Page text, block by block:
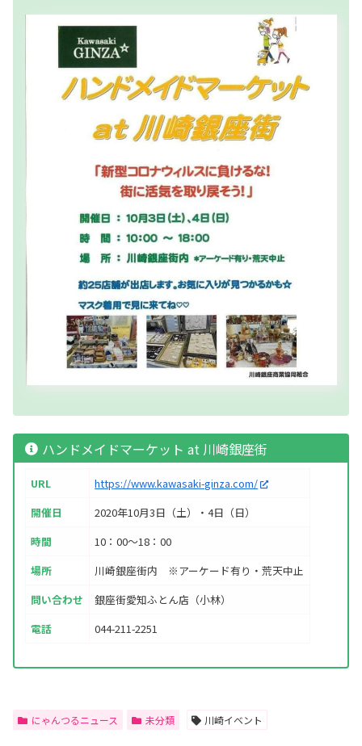
ハンドメイドマーケット at 川崎銀座街
URL
https://www.kawasaki-ginza.com/
開催日
2020年10月3日（土）・4日（日）
時間
10：00～18：00
場所
川崎銀座街内 ※アーケード有り・荒天中止
問い合わせ
銀座街愛知ふとん店（小林）
電話
044-211-2251
にゃんつるニュース 未分類 川崎イベント